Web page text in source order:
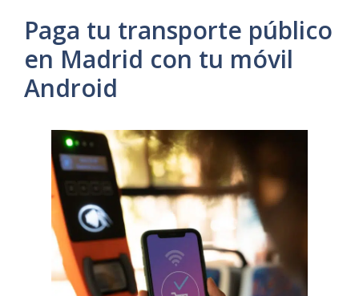
Paga tu transporte público
en Madrid con tu móvil
Android